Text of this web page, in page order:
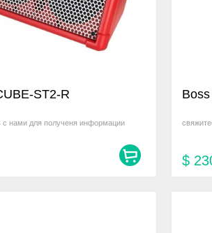
ST2-R
с нами для полученя информации
$